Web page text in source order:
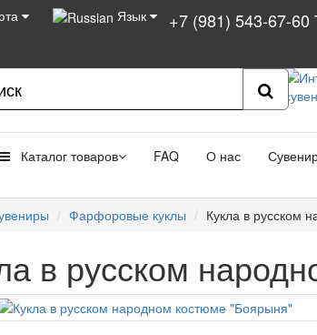
Язык +7 (981) 543-67-60
Каталог товаров FAQ О нас
Фарфоровые куклы Кукла в русском
в русском